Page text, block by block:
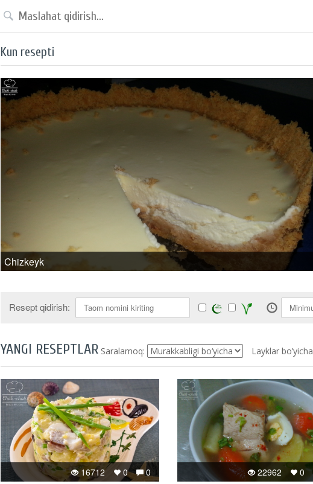
Kun resepti
Chizkeyk
Resept qidirish:
YANGI RESEPTLAR Saralamoq: Layklar bo’yicha
0
0
16712 0
22962